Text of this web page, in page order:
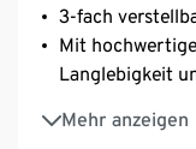
3-fach
Mit
Langlebigkeit
Mehr anzeigen
Mit